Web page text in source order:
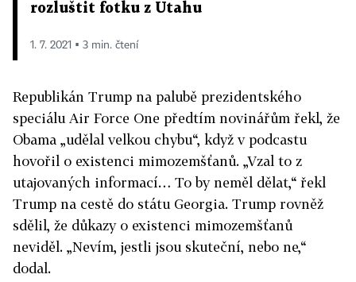
rozluštit fotku z Utahu
1. 7. 2021 ▪ 3 min. čtení
Republikán Trump na palubě prezidentského
speciálu Air Force One předtím novinářům řekl, že
Obama „udělal velkou chybu“, když v podcastu
hovořil o existenci mimozemšťanů. „Vzal to z
utajovaných informací… To by neměl dělat,“ řekl
Trump na cestě do státu Georgia. Trump rovněž
sdělil, že důkazy o existenci mimozemšťanů
neviděl. „Nevím, jestli jsou skuteční, nebo ne,“
dodal.